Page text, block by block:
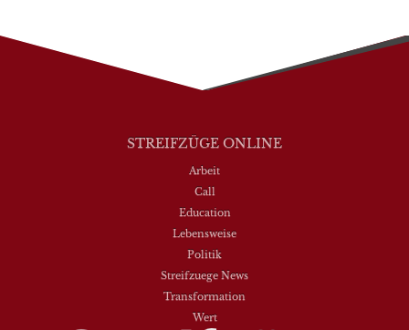
STREIFZÜGE ONLINE
Arbeit
Call
Education
Lebensweise
Politik
Streifzuege News
Transformation
Wert